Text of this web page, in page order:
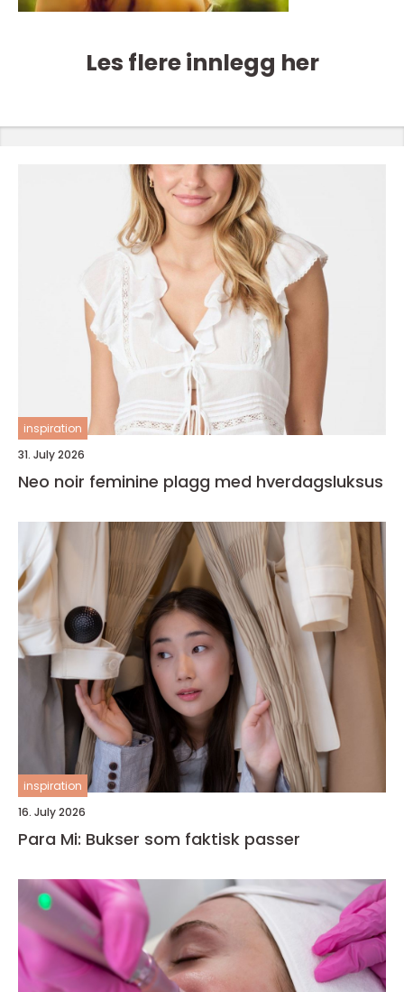
Les flere innlegg her
inspiration
31. July 2026
Neo noir feminine plagg med hverdagsluksus
inspiration
16. July 2026
Para Mi: Bukser som faktisk passer